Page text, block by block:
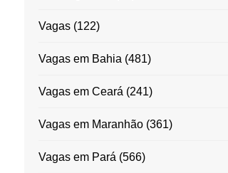
Vagas(122)
Vagas em Bahia (481)
Vagas em Ceará (241)
Vagas em Maranhão(361)
Vagas em Pará (566)